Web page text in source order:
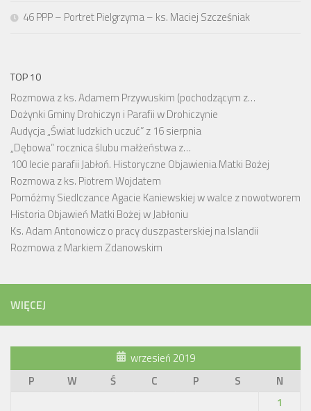
46 PPP – Portret Pielgrzyma – ks. Maciej Szcześniak
TOP 10
Rozmowa z ks. Adamem Przywuskim (pochodzącym z…
Dożynki Gminy Drohiczyn i Parafii w Drohiczynie
Audycja „Świat ludzkich uczuć” z 16 sierpnia
„Dębowa” rocznica ślubu małżeństwa z…
100 lecie parafii Jabłoń. Historyczne Objawienia Matki Bożej
Rozmowa z ks. Piotrem Wojdatem
Pomóżmy Siedlczance Agacie Kaniewskiej w walce z nowotworem
Historia Objawień Matki Bożej w Jabłoniu
Ks. Adam Antonowicz o pracy duszpasterskiej na Islandii
Rozmowa z Markiem Zdanowskim
WIĘCEJ
wrzesień 2019
P
W Ś C P S
N
1